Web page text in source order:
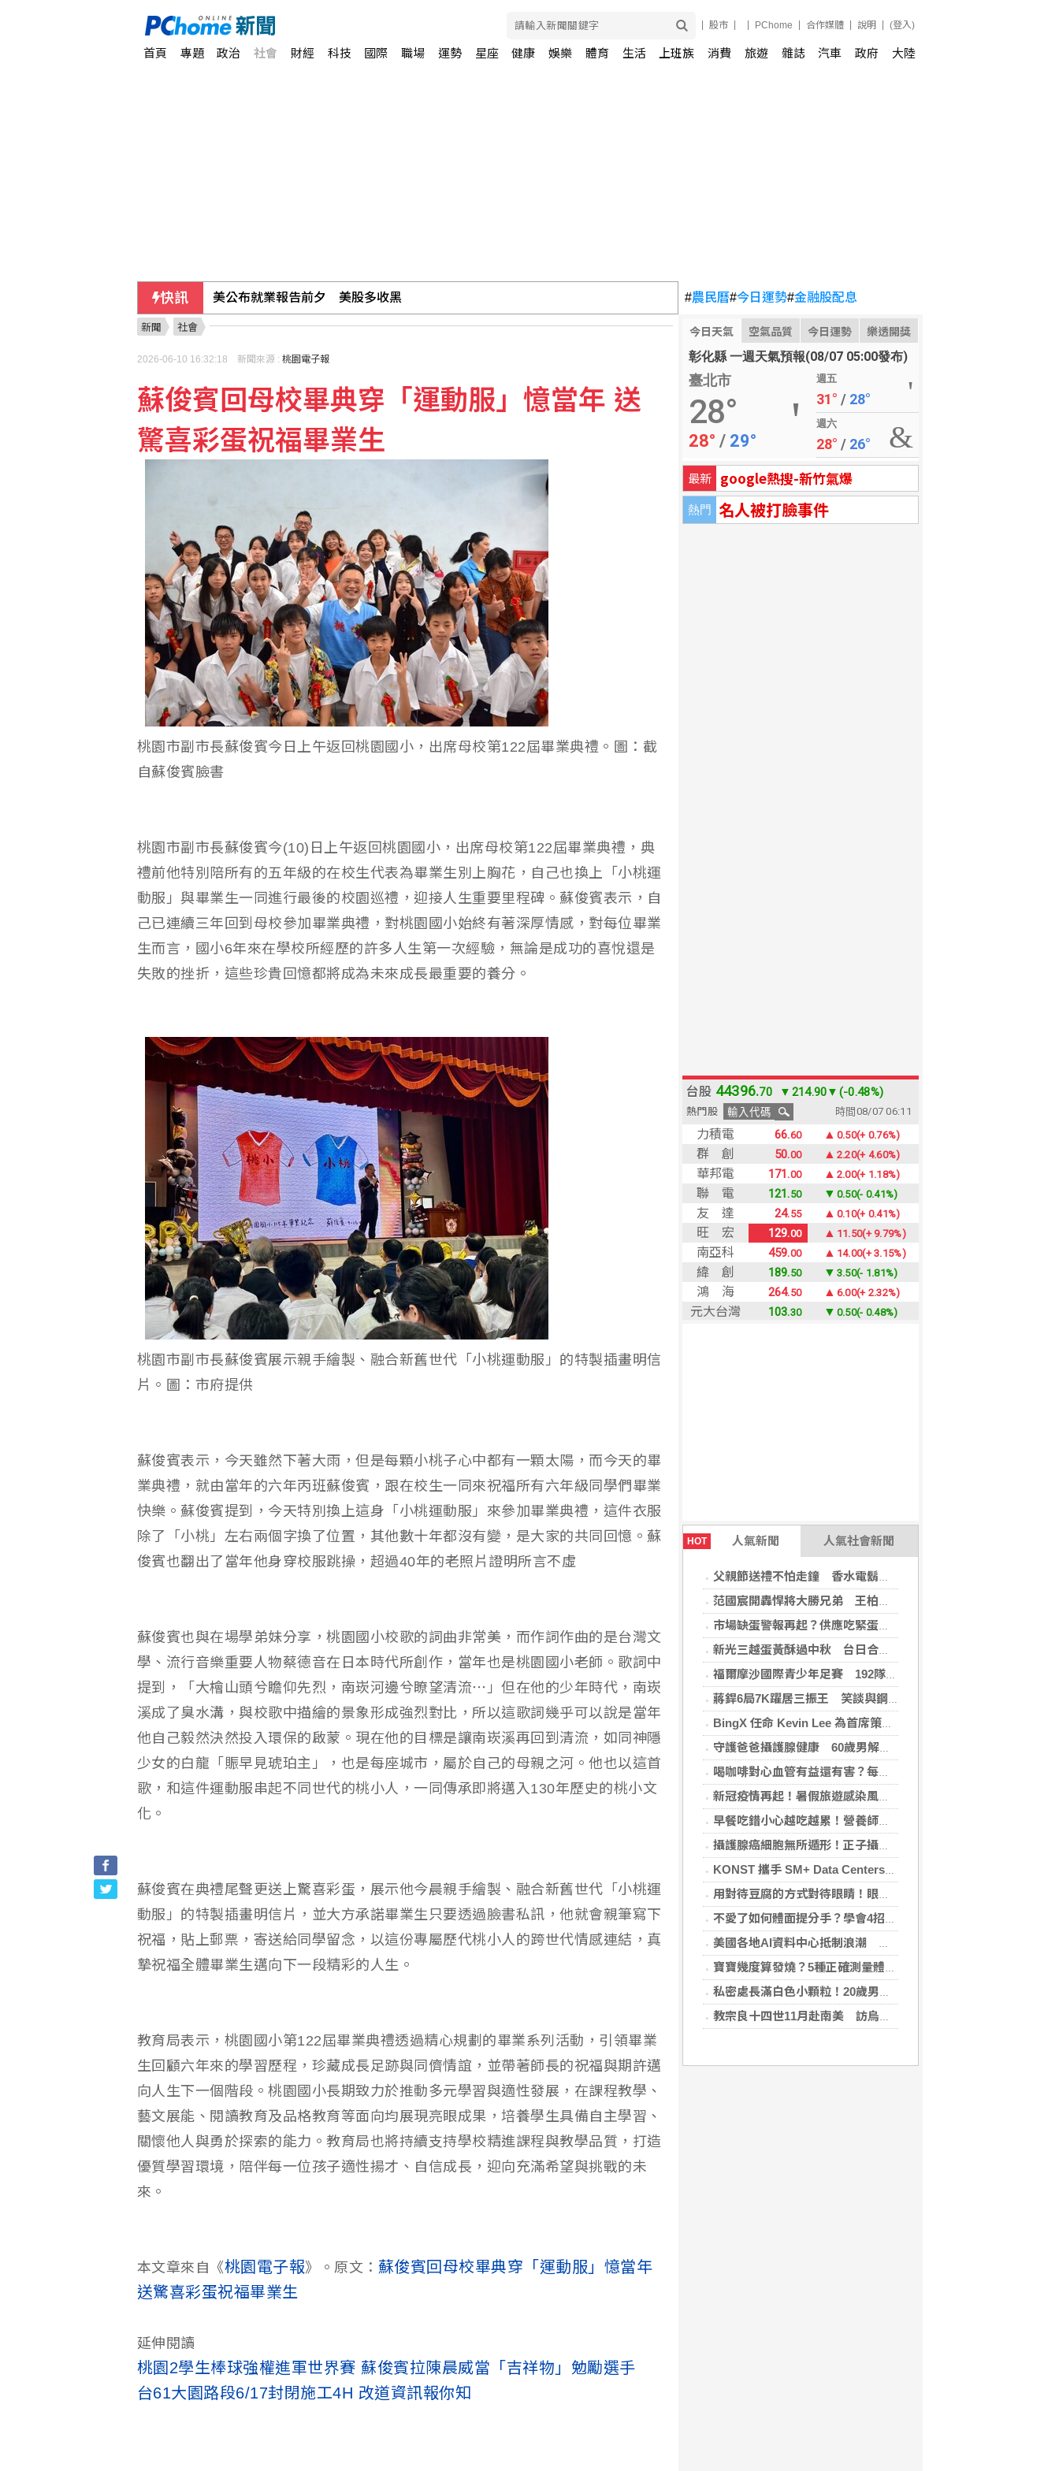
股市 PChome 合作媒體 說明 (登入)
首頁 專題 政治 社會 財經 科技 國際 職場 運勢 星座 健康 娛樂 體育 生活 上班族 消費 旅遊 雜誌 汽車 政府 大陸
快訊
美媒：北京不滿對台軍售 美國防官員訪中受阻
伊朗擬禁美以船隻過海峽 國際油價大漲逾3美元
#農民曆#今日運勢#金融股配息
今日天氣 空氣品質 今日運勢 樂透開獎
彰化縣 一週天氣預報(08/07 05:00發布)
臺北市
28°
28° / 29°
週五
31° / 28°
週六
28° / 26°
最新 google熱搜-新竹氣爆
熱門 名人被打臉事件
HOT 人氣新聞 人氣社會新聞
父親節送禮不怕走鐘 香水電鬍刀千年不敗
范國宸開轟悍將大勝兄弟 王柏融再見安雄鷹擒猿
市場缺蛋警報再起？供應吃緊蛋價蠢蠢欲動
新光三越蛋黃酥過中秋 台日合作開發話題新品
福爾摩沙國際青少年足賽 192隊參賽規模創新高
蔣銲6局7K躍居三振王 笑談與鋼龍良性競爭
BingX 任命 Kevin Lee 為首席策略長，加速推進多資產、以用戶為核心的發展願景
守護爸爸攝護腺健康 60歲男解尿異常 靠PHI檢測及早揪出攝護腺癌
喝咖啡對心血管有益還有害？每日可以喝幾杯咖啡？美心臟協會一次解答
新冠疫情再起！暑假旅遊感染風險增 專家教你這樣做好防護
早餐吃錯小心越吃越累！營養師點名3大NG組合：根本「台式安眠藥」
攝護腺癌細胞無所遁形！正子攝影掃描揪出攝護腺癌，精準定位助早期治療
KONST 攜手 SM+ Data Centers、LG Sinar Mas 簽署SMX01資料中心合作協議 算力版圖正式跨足東南亞
用對待豆腐的方式對待眼睛！眼科醫揭「4件事」絕不可以對眼睛做
不愛了如何體面提分手？學會4招重新看待分手：道歉、挽留都沒必要
美國各地AI資料中心抵制浪潮 川普指控北京煽動
寶寶幾度算發燒？5種正確測量體溫的方法：耳溫測量快、額溫快速便利
私密處長滿白色小顆粒！20歲男崩潰求診 醫曝5大真相別再誤會
教宗良十四世11月赴南美 訪烏拉圭、阿根廷和秘魯
新聞 社會
2026-06-10 16:32:18 新聞來源 : 桃園電子報
蘇俊賓回母校畢典穿「運動服」憶當年 送
驚喜彩蛋祝福畢業生
桃園市副市長蘇俊賓今日上午返回桃園國小，出席母校第122屆畢業典禮。圖：截
自蘇俊賓臉書
桃園市副市長蘇俊賓今(10)日上午返回桃園國小，出席母校第122屆畢業典禮，典
禮前他特別陪所有的五年級的在校生代表為畢業生別上胸花，自己也換上「小桃運
動服」與畢業生一同進行最後的校園巡禮，迎接人生重要里程碑。蘇俊賓表示，自
己已連續三年回到母校參加畢業典禮，對桃園國小始終有著深厚情感，對每位畢業
生而言，國小6年來在學校所經歷的許多人生第一次經驗，無論是成功的喜悅還是
失敗的挫折，這些珍貴回憶都將成為未來成長最重要的養分。
桃園市副市長蘇俊賓展示親手繪製、融合新舊世代「小桃運動服」的特製插畫明信
片。圖：市府提供
蘇俊賓表示，今天雖然下著大雨，但是每顆小桃子心中都有一顆太陽，而今天的畢
業典禮，就由當年的六年丙班蘇俊賓，跟在校生一同來祝福所有六年級同學們畢業
快樂。蘇俊賓提到，今天特別換上這身「小桃運動服」來參加畢業典禮，這件衣服
除了「小桃」左右兩個字換了位置，其他數十年都沒有變，是大家的共同回憶。蘇
俊賓也翻出了當年他身穿校服跳操，超過40年的老照片證明所言不虛
蘇俊賓也與在場學弟妹分享，桃園國小校歌的詞曲非常美，而作詞作曲的是台灣文
學、流行音樂重要人物蔡德音在日本時代所創作，當年也是桃園國小老師。歌詞中
提到，「大檜山頭兮瞻仰先烈，南崁河邊兮瞭望清流⋯」但在他的少年時代，南崁
溪成了臭水溝，與校歌中描繪的景象形成強烈對比，所以這歌詞幾乎可以說是當年
他自己毅然決然投入環保的啟蒙。現在他的目標是讓南崁溪再回到清流，如同神隱
少女的白龍「賑早見琥珀主」，也是每座城市，屬於自己的母親之河。他也以這首
歌，和這件運動服串起不同世代的桃小人，一同傳承即將邁入130年歷史的桃小文
化。
蘇俊賓在典禮尾聲更送上驚喜彩蛋，展示他今晨親手繪製、融合新舊世代「小桃運
動服」的特製插畫明信片，並大方承諾畢業生只要透過臉書私訊，他就會親筆寫下
祝福，貼上郵票，寄送給同學留念，以這份專屬歷代桃小人的跨世代情感連結，真
摯祝福全體畢業生邁向下一段精彩的人生。
教育局表示，桃園國小第122屆畢業典禮透過精心規劃的畢業系列活動，引領畢業
生回顧六年來的學習歷程，珍藏成長足跡與同儕情誼，並帶著師長的祝福與期許邁
向人生下一個階段。桃園國小長期致力於推動多元學習與適性發展，在課程教學、
藝文展能、閱讀教育及品格教育等面向均展現亮眼成果，培養學生具備自主學習、
關懷他人與勇於探索的能力。教育局也將持續支持學校精進課程與教學品質，打造
優質學習環境，陪伴每一位孩子適性揚才、自信成長，迎向充滿希望與挑戰的未
來。
本文章來自《桃園電子報》。原文： 蘇俊賓回母校畢典穿「運動服」憶當年
送驚喜彩蛋祝福畢業生
延伸閱讀
桃園2學生棒球強權進軍世界賽 蘇俊賓拉陳晨威當「吉祥物」勉勵選手
台61大園路段6/17封閉施工4H 改道資訊報你知